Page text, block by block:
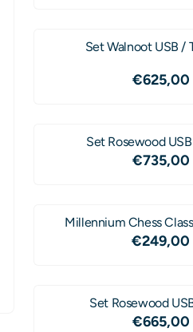
Set Walnoot USB /
Prijs:
€625,00
Set Rosewood
Prijs:
€735,00
Millennium Chess
Prijs:
€249,00
Set Rosewood
Prijs:
€665,00